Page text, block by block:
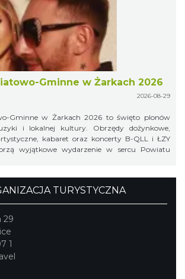
Gminne w Żarkach 2026
2026-08-29
Gminne w Żarkach 2026 to święto plonów
i lokalnej kultury. Obrzędy dożynkowe,
kabaret oraz koncerty B-QLL i ŁZY
wyjątkowe wydarzenie w sercu Powiatu
TURYSTYCZNA
29
1